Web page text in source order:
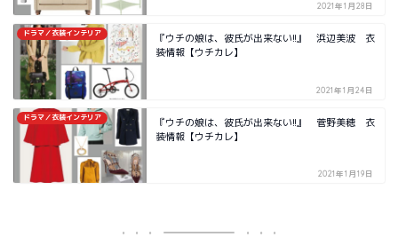
2021年1月28日
ドラマ／衣装インテリア
『ウチの娘は、彼氏が出来ない!!』 浜辺美波 衣
装情報【ウチカレ】
2021年1月24日
ドラマ／衣装インテリア
『ウチの娘は、彼氏が出来ない!!』 菅野美穂 衣
装情報【ウチカレ】
2021年1月19日